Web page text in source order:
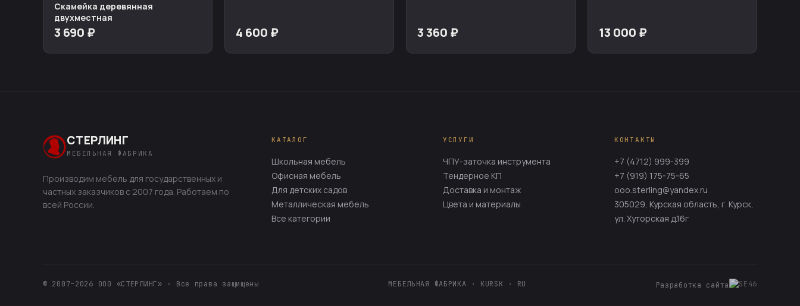
Скамейка деревянная
двухместная
3 690 ₽ 4 600 ₽ 3 360 ₽ 13 000 ₽
СТЕРЛИНГ
МЕБЕЛЬНАЯ ФАБРИКА
Производим мебель для государственных и
частных заказчиков с 2007 года. Работаем по
всей России.
КАТАЛОГ
Школьная мебель
Офисная мебель
Для детских садов
Металлическая мебель
Все категории
УСЛУГИ
ЧПУ-заточка инструмента
Тендерное КП
Доставка и монтаж
Цвета и материалы
КОНТАКТЫ
+7 (4712) 999-399
+7 (919) 175-75-65
ooo.sterling@yandex.ru
305029, Курская область, г. Курск,
ул. Хуторская д.16г
© 2007–2026 ООО «СТЕРЛИНГ» · Все права защищены МЕБЕЛЬНАЯ ФАБРИКА · KURSK · RU Разработка сайта